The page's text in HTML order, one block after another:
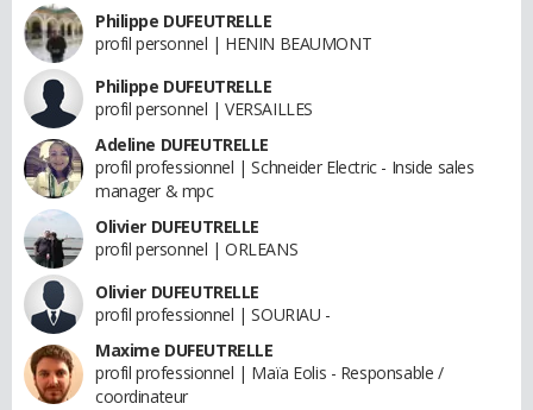
Philippe DUFEUTRELLE
profil personnel | HENIN BEAUMONT
Philippe DUFEUTRELLE
profil personnel | VERSAILLES
Adeline DUFEUTRELLE
profil professionnel | Schneider Electric - Inside sales
manager & mpc
Olivier DUFEUTRELLE
profil personnel | ORLEANS
Olivier DUFEUTRELLE
profil professionnel | SOURIAU -
Maxime DUFEUTRELLE
profil professionnel | Maïa Eolis - Responsable /
coordinateur